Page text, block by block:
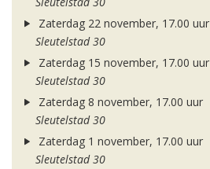
Zaterdag 22 november, 17.00 uur
Sleutelstad 30
Zaterdag 15 november, 17.00 uur
Sleutelstad 30
Zaterdag 8 november, 17.00 uur
Sleutelstad 30
Zaterdag 1 november, 17.00 uur
Sleutelstad 30